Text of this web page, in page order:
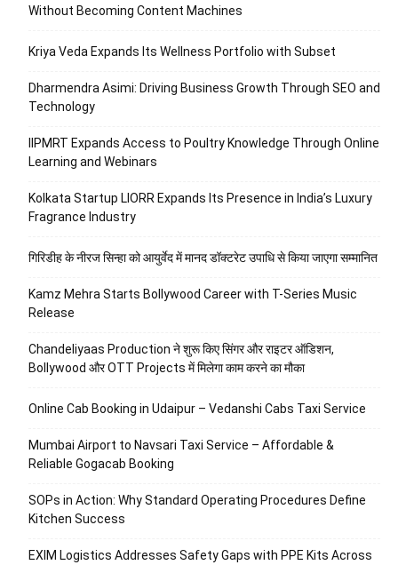
Without Becoming Content Machines
Kriya Veda Expands Its Wellness Portfolio with Subset
Dharmendra Asimi: Driving Business Growth Through SEO and
Technology
IIPMRT Expands Access to Poultry Knowledge Through Online
Learning and Webinars
Kolkata Startup LIORR Expands Its Presence in India’s Luxury
Fragrance Industry
गिरिडीह के नीरज सिन्हा को आयुर्वेद में मानद डॉक्टरेट उपाधि से किया जाएगा सम्मानित
Kamz Mehra Starts Bollywood Career with T-Series Music
Release
Chandeliyaas Production ने शुरू किए सिंगर और राइटर ऑडिशन,
Bollywood और OTT Projects में मिलेगा काम करने का मौका
Online Cab Booking in Udaipur – Vedanshi Cabs Taxi Service
Mumbai Airport to Navsari Taxi Service – Affordable &
Reliable Gogacab Booking
SOPs in Action: Why Standard Operating Procedures Define
Kitchen Success
EXIM Logistics Addresses Safety Gaps with PPE Kits Across